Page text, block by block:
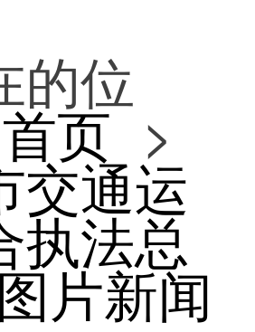
的位
页>
交通运
执法总
片新闻